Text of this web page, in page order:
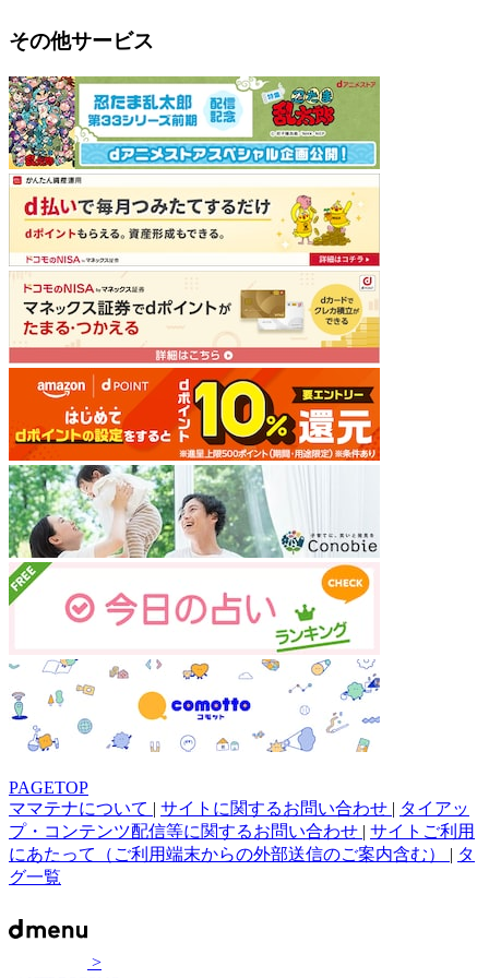
その他サービス
PAGETOP
ママテナについて | サイトに関するお問い合わせ | タイアッ
プ・コンテンツ配信等に関するお問い合わせ | サイトご利用
にあたって（ご利用端末からの外部送信のご案内含む） | タ
グ一覧
>